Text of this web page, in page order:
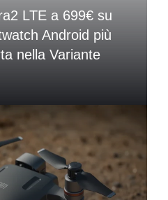
LTE a 699€ su
Android più
nella Variante